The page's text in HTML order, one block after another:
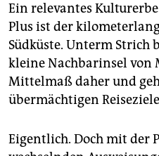
genossenschaft
epaper login
Ein relevantes
Plus ist der
Südküste. Unterm Strich
kleine Nachbarinsel von
Mittelmaß daher und
übermächtigen
Eigentlich. Doch mit der